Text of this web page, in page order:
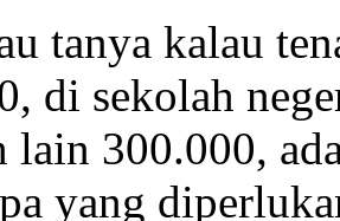
tanya kalau
di sekolah
lain 300.000,
yang